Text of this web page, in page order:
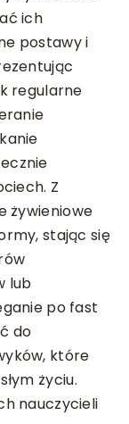
ich
postawy i
regularne
Z
żywieniowe
stając się
lub
po fast
do
które
życiu.
nauczycieli